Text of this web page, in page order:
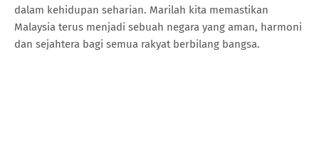
dalam kehidupan seharian. Marilah kita memastikan
Malaysia terus menjadi sebuah negara yang aman, harmoni
dan sejahtera bagi semua rakyat berbilang bangsa.